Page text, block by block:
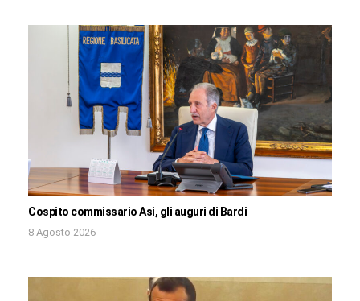
Cospito commissario Asi, gli auguri di Bardi
8 Agosto 2026